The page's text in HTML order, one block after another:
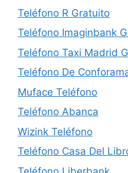
Teléfono R Gratuito
Teléfono Imaginbank
Teléfono Taxi Madrid
Teléfono De
Muface Teléfono
Teléfono Abanca
Wizink Teléfono
Teléfono Casa Del